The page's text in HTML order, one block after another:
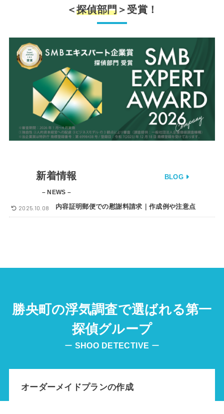
＜探偵部門 ＞受賞！
新着情報
– NEWS –
BLOG
内容証明郵便での慰謝料請求｜作成例や注意点
2025.10.08
勝央町の浮気調査で選ばれる第一
探偵グループ
ー SHOO DETECTIVE ー
オーダーメイドプランの作成